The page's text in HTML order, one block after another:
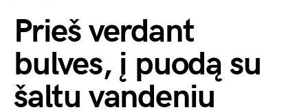
Prieš verdant
bulves, į puodą su
šaltu vandeniu